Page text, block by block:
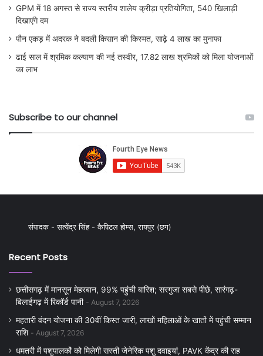
GPM में 18 अगस्त से राज्य स्तरीय शालेय क्रीड़ा प्रतियोगिता, 540 खिलाड़ी
दिखाएंगे दम
पौन एकड़ में अदरक ने बदली किसान की किस्मत, साढ़े 4 लाख का मुनाफा
ढाई साल में श्रमिक कल्याण की नई तस्वीर, 17.82 लाख श्रमिकों को मिला योजनाओं
का लाभ
Subscribe to our channel
संपादक - सत्येंद्र सिंह - कैपिटल होम्स, रायपुर (छग)
Recent Posts
छत्तीसगढ़ में मानसून मेहरबान, 99% पहुंची बारिश; सरगुजा सबसे पीछे, सारंगढ़-
बिलाईगढ़ में रिकॉर्ड पानी
August 7, 2026
महतारी वंदन योजना की 30वीं किस्त जारी, लाखों महिलाओं के खातों में पहुंची सम्मान
राशि
August 7, 2026
धमतरी में पशुपालकों को मिलेगी सस्ती जेनेरिक पशु दवाइयां, PAVK केंद्र की राह